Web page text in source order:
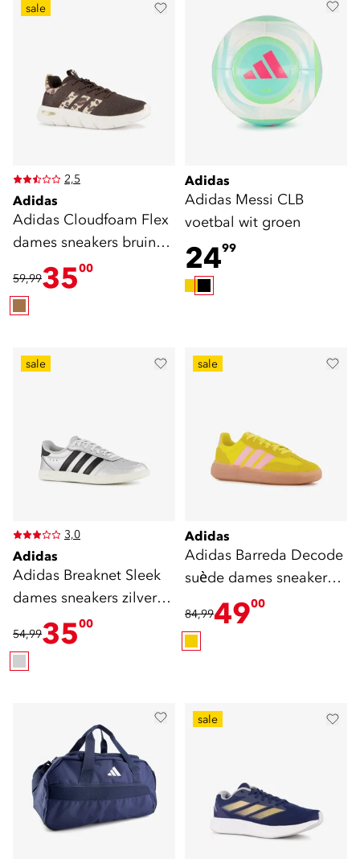
sale
2,5
Adidas
Adidas Cloudfoam Flex
dames sneakers bruin
59,993500
Adidas
Adidas Messi CLB
voetbal wit groen
2499
sale
3,0
Adidas
Adidas Breaknet Sleek
dames sneakers zilver
zwart
54,993500
sale
Adidas
Adidas Barreda Decode
suède dames sneakers
84,994900
sale